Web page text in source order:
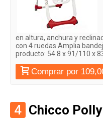
en altura, anchura y
con 4 ruedas Amplia
producto: 54.8 x 91/110 x
Comprar por
4 Chicco